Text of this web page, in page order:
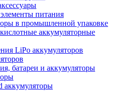
питания
в промышленной упаковке
аккумуляторные
LiPo аккумуляторов
батареи и аккумуляторы
аккумуляторы